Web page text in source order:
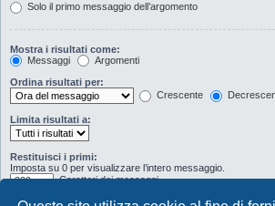
Solo il primo messaggio dell’argomento
Mostra i risultati come:
Messaggi
Argomenti
Ordina risultati per:
Crescente
Limita risultati a:
Restituisci i primi:
Imposta su 0 per visualizzare l’intero messaggio.
Caratteri dei messaggi